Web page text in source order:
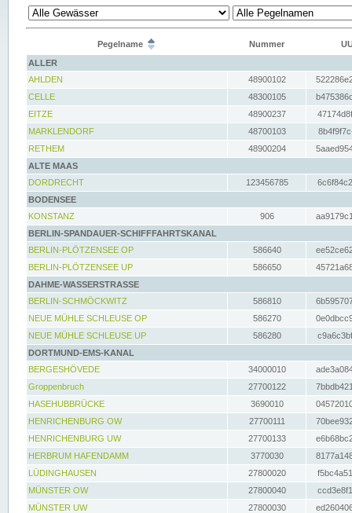
Pegelname Nummer
ALLER
AHLDEN
48900102
CELLE
48300105
EITZE
48900237
MARKLENDORF
48700103
RETHEM
48900204
ALTE MAAS
DORDRECHT
123456785
BODENSEE
KONSTANZ
906
BERLIN-SPANDAUER-SCHIFFFAHRTSKANAL
BERLIN-PLÖTZENSEE OP
586640
BERLIN-PLÖTZENSEE UP
586650
DAHME-WASSERSTRASSE
BERLIN-SCHMÖCKWITZ
586810
NEUE MÜHLE SCHLEUSE OP
586270
NEUE MÜHLE SCHLEUSE UP
586280
DORTMUND-EMS-KANAL
BERGESHÖVEDE
34000010
Groppenbruch
27700122
HASEHUBBRÜCKE
3690010
HENRICHENBURG OW
27700111
HENRICHENBURG UW
27700133
HERBRUM HAFENDAMM
3770030
LÜDINGHAUSEN
27800020
MÜNSTER OW
27800040
MÜNSTER UW
27800030